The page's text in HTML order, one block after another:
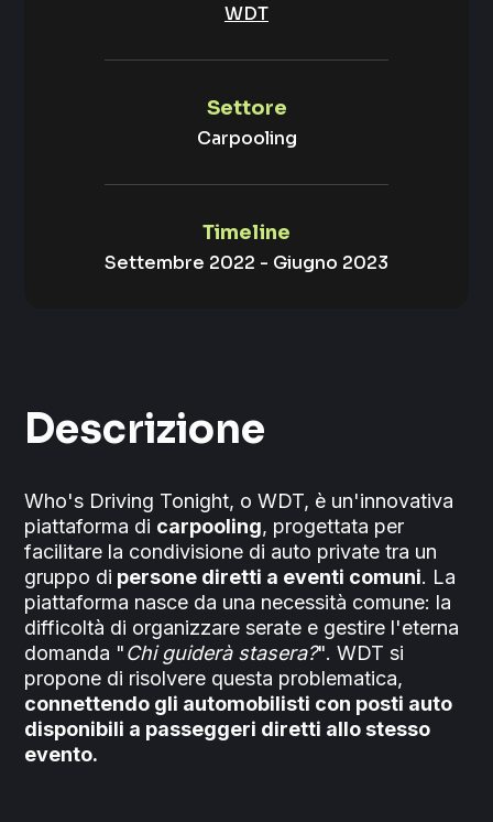
WDT
Settore
Carpooling
Timeline
Settembre 2022 - Giugno 2023
Descrizione
Who's Driving Tonight, o WDT, è un'innovativa
piattaforma di carpooling, progettata per
facilitare la condivisione di auto private tra un
gruppo di persone diretti a eventi comuni. La
piattaforma nasce da una necessità comune: la
difficoltà di organizzare serate e gestire l'eterna
domanda "Chi guiderà stasera?". WDT si
propone di risolvere questa problematica,
connettendo gli automobilisti con posti auto
disponibili a passeggeri diretti allo stesso
evento.